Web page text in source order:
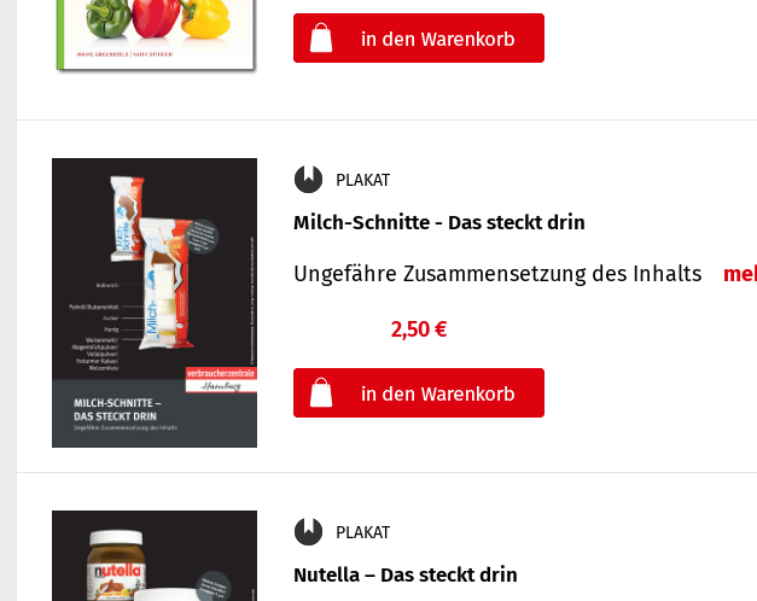
PLAKAT
Milch-Schnitte - Das steckt drin
Ungefähre Zu­sammen­setzung des Inhalts
2,50 €
PLAKAT
Nutella – Das steckt drin